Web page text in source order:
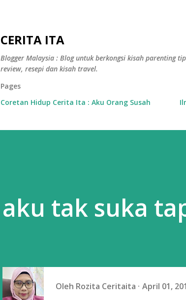
CERITA ITA
Blogger Malaysia : Blog untuk berkongsi kisah parenting
review, resepi dan kisah travel.
Pages
Coretan Hidup Cerita Ita : Aku Orang Susah
aku tak suka
Oleh Rozita Ceritaita April 01,